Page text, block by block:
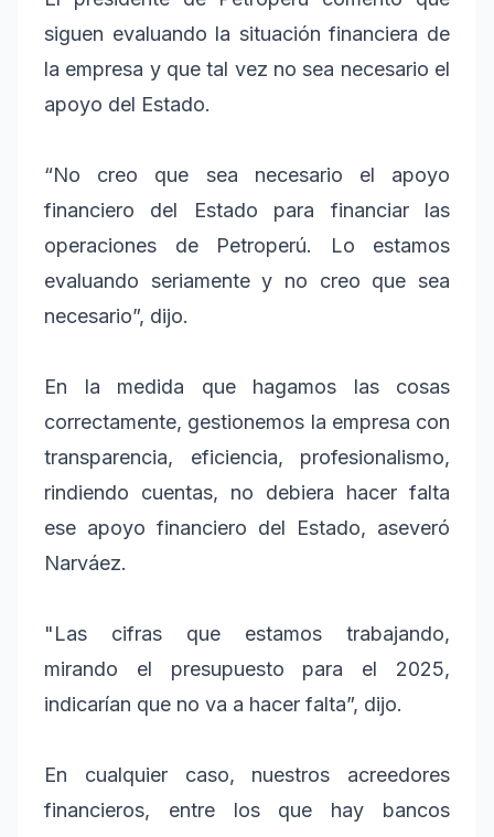
siguen evaluando la situación financiera de
la empresa y que tal vez no sea necesario el
apoyo del Estado.
“No creo que sea necesario el apoyo
financiero del Estado para financiar las
operaciones de Petroperú. Lo estamos
evaluando seriamente y no creo que sea
necesario”, dijo.
En la medida que hagamos las cosas
correctamente, gestionemos la empresa con
transparencia, eficiencia, profesionalismo,
rindiendo cuentas, no debiera hacer falta
ese apoyo financiero del Estado, aseveró
Narváez.
"Las cifras que estamos trabajando,
mirando el presupuesto para el 2025,
indicarían que no va a hacer falta”, dijo.
En cualquier caso, nuestros acreedores
financieros, entre los que hay bancos